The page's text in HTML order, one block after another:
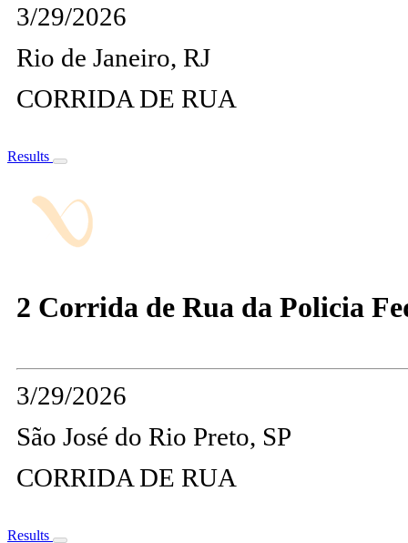
3/29/2026
Rio de Janeiro, RJ
CORRIDA DE RUA
Results
2 Corrida de Rua da Policia
3/29/2026
São José do Rio Preto, SP
CORRIDA DE RUA
Results